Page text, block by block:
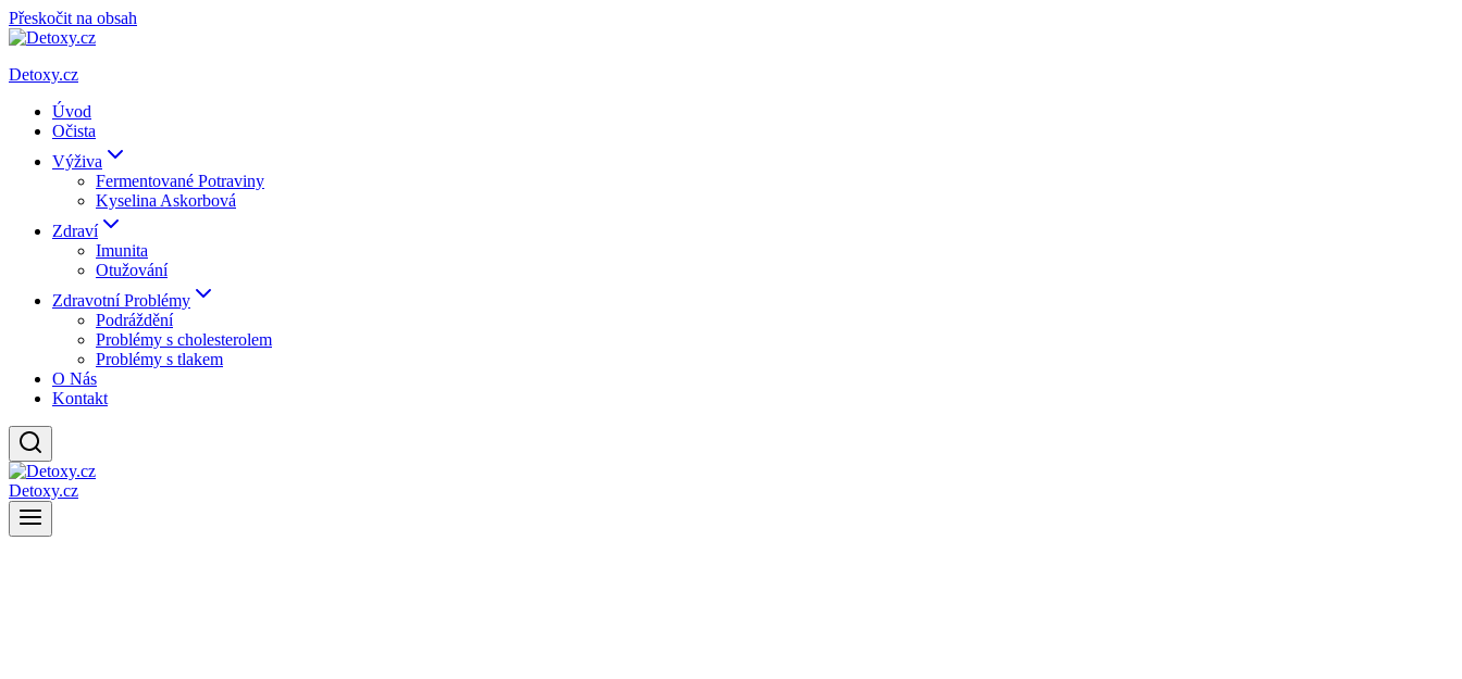
Přeskočit na obsah
Detoxy.cz
Úvod
Očista
Výživa
Fermentované Potraviny
Kyselina Askorbová
Zdraví
Imunita
Otužování
Zdravotní Problémy
Podráždění
Problémy s cholesterolem
Problémy s tlakem
O Nás
Kontakt
Detoxy.cz